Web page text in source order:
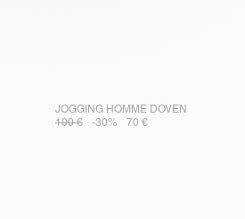
JOGGING HOMME DOVEN
100 €
-30% 70 €